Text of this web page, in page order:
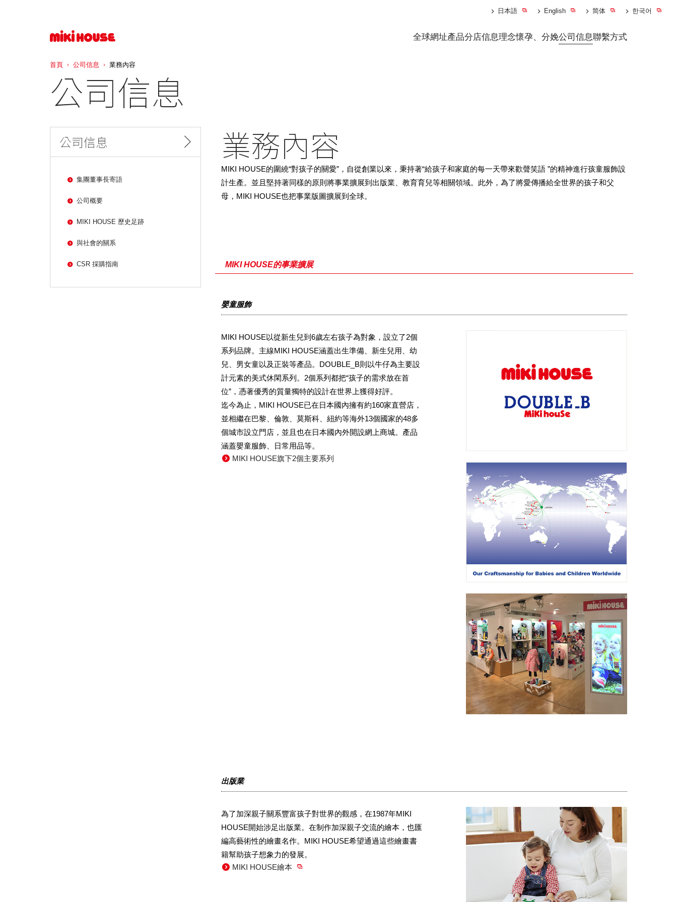
全球網址產品分店信息理念懷孕、分娩公司信息聯繫方式
日本語 English 简体 한국어
公司信息
業務內容
MIKI HOUSE的圍繞“對孩子的關愛”，自從創業以來，秉持著“給孩子和家庭的每一天帶來歡聲笑語 ”的精神進行孩童服飾設
計生產。並且堅持著同樣的原則將事業擴展到出版業、教育育兒等相關領域。此外，為了將愛傳播給全世界的孩子和父
母，MIKI HOUSE也把事業版圖擴展到全球。
MIKI HOUSE的事業擴展
嬰童服飾
MIKI HOUSE以從新生兒到6歲左右孩子為對象，設立了2個
系列品牌。主線MIKI HOUSE涵蓋出生準備、新生兒用、幼
兒、男女童以及正裝等產品。DOUBLE_B則以牛仔為主要設
計元素的美式休閑系列。2個系列都把“孩子的需求放在首
位”，憑著優秀的質量獨特的設計在世界上獲得好評。
迄今為止，MIKI HOUSE已在日本國內擁有約160家直營店，
並相繼在巴黎、倫敦、莫斯科、紐約等海外13個國家的48多
個城市設立門店，並且也在日本國內外開設網上商城。產品
涵蓋嬰童服飾、日常用品等。
MIKI HOUSE旗下2個主要系列
出版業
為了加深親子關系豐富孩子對世界的觀感，在1987年MIKI
HOUSE開始涉足出版業。在制作加深親子交流的繪本，也匯
編高藝術性的繪畫名作。MIKI HOUSE希望通過這些繪畫書
籍幫助孩子想象力的發展。
MIKI HOUSE繪本
公司信息
集團董事長寄語
公司概要
MIKI HOUSE 歷史足跡
與社會的關系
CSR 採購指南
首頁 公司信息 業務內容